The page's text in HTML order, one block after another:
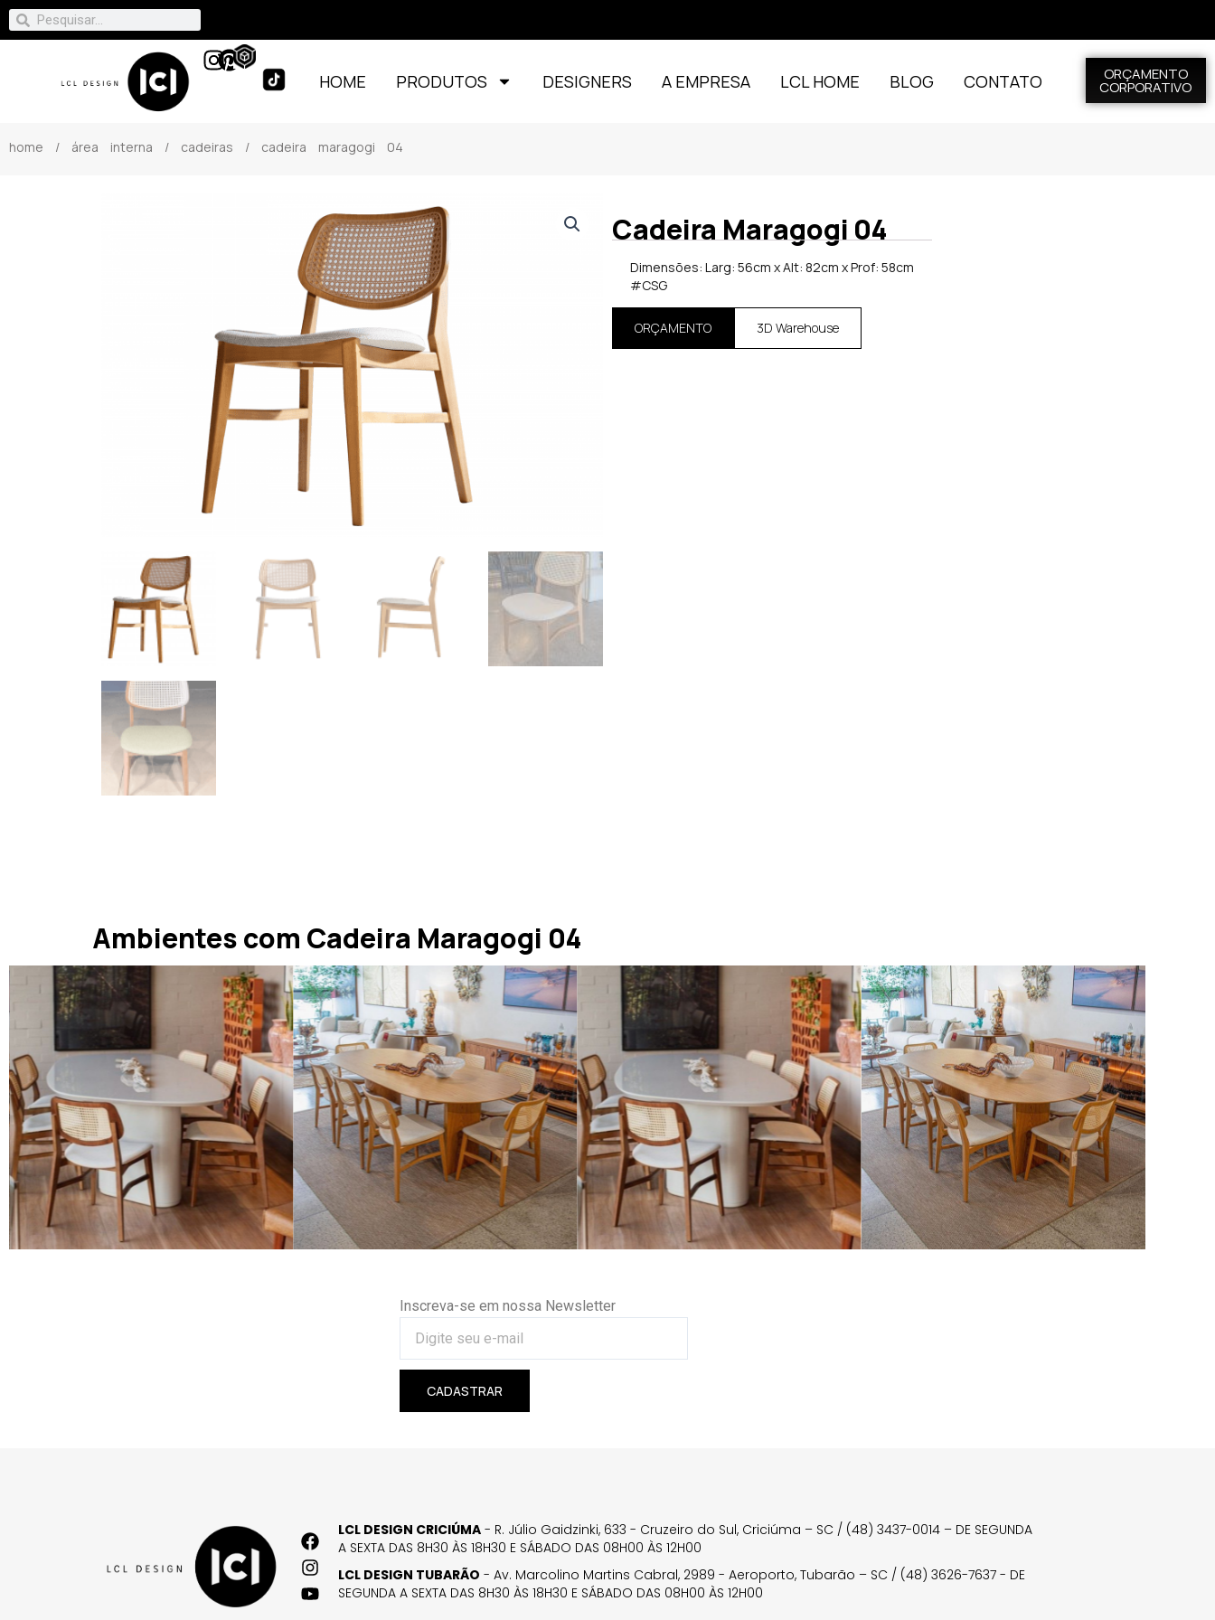
HOME PRODUTOS DESIGNERS A EMPRESA LCL HOME BLOG CONTATO ORÇAMENTO
CORPORATIVO
home / área interna / cadeiras / cadeira maragogi 04
Cadeira Maragogi 04
Dimensões: Larg: 56cm x Alt: 82cm x Prof: 58cm
#CSG
ORÇAMENTO 3D Warehouse
Ambientes com Cadeira Maragogi 04
Inscreva-se em nossa Newsletter
CADASTRAR
LCL DESIGN CRICIÚMA - R. Júlio Gaidzinki, 633 - Cruzeiro do Sul, Criciúma – SC / (48) 3437-0014 – DE SEGUNDA
A SEXTA DAS 8H30 ÀS 18H30 E SÁBADO DAS 08H00 ÀS 12H00
LCL DESIGN TUBARÃO - Av. Marcolino Martins Cabral, 2989 - Aeroporto, Tubarão – SC / (48) 3626-7637 - DE
SEGUNDA A SEXTA DAS 8H30 ÀS 18H30 E SÁBADO DAS 08H00 ÀS 12H00